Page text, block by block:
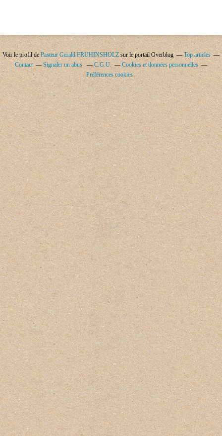
Voir le profil de Pasteur Gerald FRUHINSHOLZsur le portail Overblog
Top articles
Contact
Signaler un abus C.G.U.
Cookies et données personnelles
Préférences cookies